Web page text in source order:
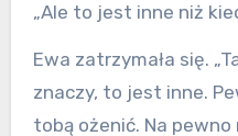
„Ale to jest inne niż
Ewa zatrzymała się.
znaczy, to jest inne.
tobą ożenić. Na pewno